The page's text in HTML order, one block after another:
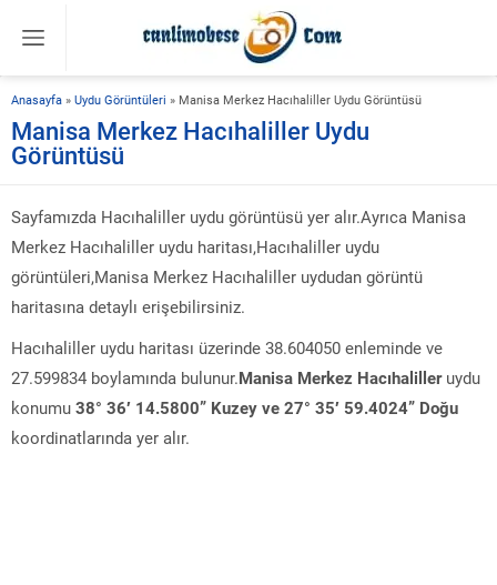
Anasayfa » Uydu Görüntüleri » Manisa Merkez Hacıhaliller Uydu Görüntüsü
Manisa Merkez Hacıhaliller Uydu
Görüntüsü
Sayfamızda Hacıhaliller uydu görüntüsü yer alır.Ayrıca Manisa
Merkez Hacıhaliller uydu haritası,Hacıhaliller uydu
görüntüleri,Manisa Merkez Hacıhaliller uydudan görüntü
haritasına detaylı erişebilirsiniz.
Hacıhaliller uydu haritası üzerinde 38.604050 enleminde ve
27.599834 boylamında bulunur.Manisa Merkez Hacıhalilleruydu
konumu 38° 36′ 14.5800” Kuzey ve 27° 35′ 59.4024” Doğu
koordinatlarında yer alır.